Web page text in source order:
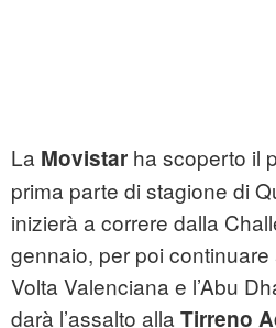
La Movistar ha scoperto il
prima parte di stagione di
inizierà a correre dalla
gennaio, per poi
Volta Valenciana e l’Abu
darà l’assalto alla Tirreno